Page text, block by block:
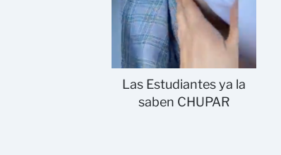
Las Estudiantes ya la
saben CHUPAR